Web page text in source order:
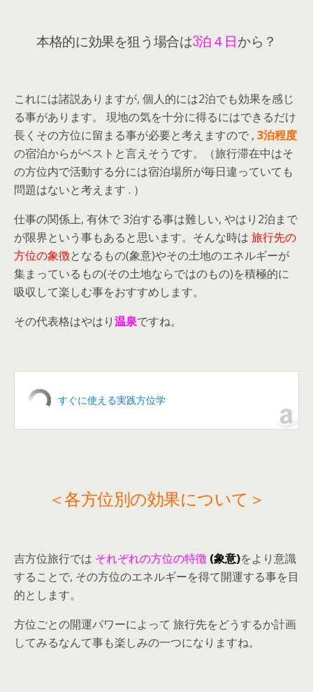
本格的に効果を狙う場合は3泊４日から？
これには諸説ありますが, 個人的には2泊でも効果を感じ
る事があります。 現地の気を十分に得るにはできるだけ
長くその方位に留まる事が必要と考えますので , 3泊程度
の宿泊からがベストと言えそうです。（旅行滞在中はそ
の方位内で活動する分には宿泊場所が毎日違っていても
問題はないと考えます . ）
仕事の関係上, 有休で 3泊する事は難しい, やはり2泊まで
が限界という事もあると思います。そんな時は 旅行先の
方位の象徴となるもの(象意)やその土地のエネルギーが
集まっているもの(その土地ならではのもの)を積極的に
吸収して楽しむ事をおすすめします。
その代表格はやはり温泉ですね。
すぐに使える実践方位学
＜各方位別の効果について＞
吉方位旅行では それぞれの方位の特徴 (象意)をより意識
することで, その方位のエネルギーを得て開運する事を目
的とします。
方位ごとの開運パワーによって 旅行先をどうするか計画
してみるなんて事も楽しみの一つになりますね。